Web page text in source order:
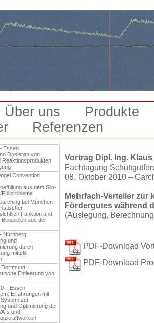
Über uns
Produkte
Referenzen
Essen
Dosieren von
Reaktionsprodukten
Convention
aus dem Silo-
bei München
Funktion und
aus der
Nürnberg
und
durch
mittels
Entleerung von
– Essen
Erfahrungen mit
zur
und Optimierung der
und
Vortrag Dipl. Ing.
Fachtagung
08. Oktober 2010 –
Mehrfach-Verteiler zur
Fördergutes während
(Auslegung,
PDF-Download
PDF-Download